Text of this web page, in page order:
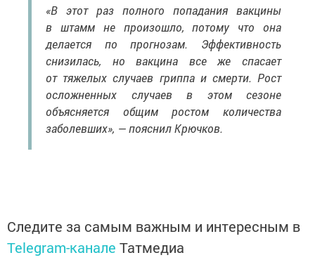
«В этот раз полного попадания вакцины
в штамм не произошло, потому что она
делается по прогнозам. Эффективность
снизилась, но вакцина все же спасает
от тяжелых случаев гриппа и смерти. Рост
осложненных случаев в этом сезоне
объясняется общим ростом количества
заболевших», — пояснил Крючков.
Следите за самым важным и интересным в
Telegram-канале Татмедиа